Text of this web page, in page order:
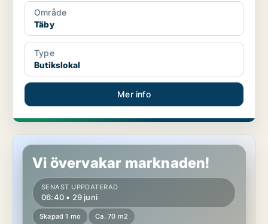
Område
Täby
Type
Butikslokal
Mer info
Kontor i Täby
Vi övervakar marknaden!
SENAST UPPDATERAD
06:40 • 29 juni
Skapad 1 mo Ca. 70 m2